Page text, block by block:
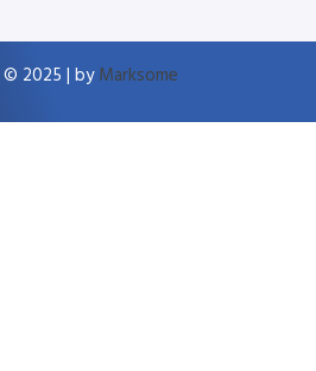
2025 | byMarksome